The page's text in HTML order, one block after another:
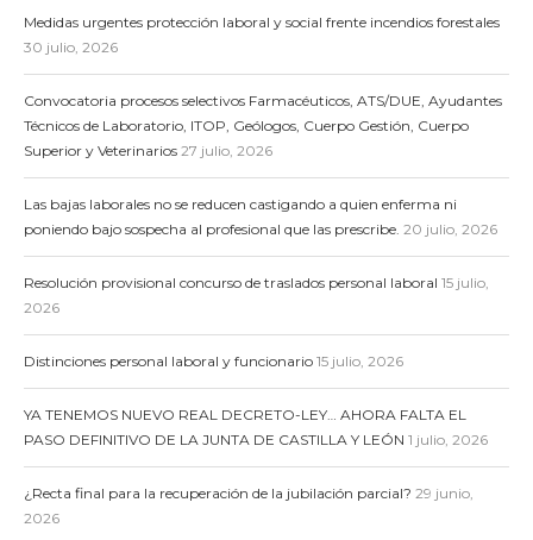
Medidas urgentes protección laboral y social frente incendios forestales
30 julio, 2026
Convocatoria procesos selectivos Farmacéuticos, ATS/DUE, Ayudantes
Técnicos de Laboratorio, ITOP, Geólogos, Cuerpo Gestión, Cuerpo
Superior y Veterinarios 27 julio, 2026
Las bajas laborales no se reducen castigando a quien enferma ni
poniendo bajo sospecha al profesional que las prescribe. 20 julio, 2026
Resolución provisional concurso de traslados personal laboral 15 julio,
2026
Distinciones personal laboral y funcionario 15 julio, 2026
YA TENEMOS NUEVO REAL DECRETO-LEY… AHORA FALTA EL
PASO DEFINITIVO DE LA JUNTA DE CASTILLA Y LEÓN 1 julio, 2026
¿Recta final para la recuperación de la jubilación parcial? 29 junio,
2026